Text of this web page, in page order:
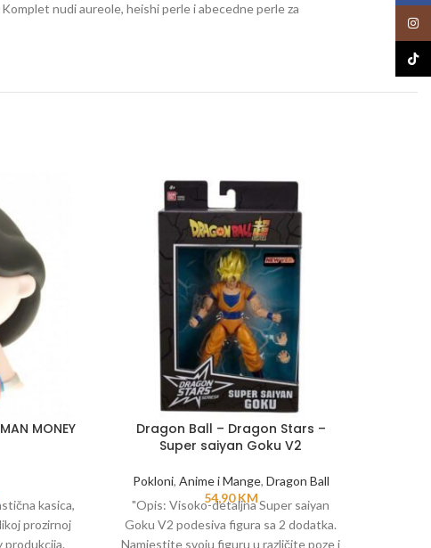
nudi aureole, heishi perle i abecedne perle za
MONEY
kasica,
prozirnoj
produkcija.
Dragon Ball – Dragon Stars –
Super saiyan Goku V2
Pokloni, Anime i Mange, Dragon Ball
54,90KM
"Opis: Visoko-detaljna Super saiyan
Goku V2 podesiva figura sa 2 dodatka.
Namjestite svoju figuru u različite poze i